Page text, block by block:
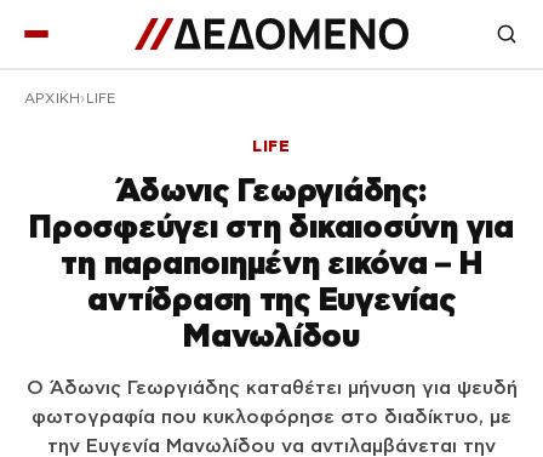
ΑΡΧΙΚΉ LIFE
LIFE
Άδωνις Γεωργιάδης:
Προσφεύγει στη δικαιοσύνη για
τη παραποιημένη εικόνα – Η
αντίδραση της Ευγενίας
Μανωλίδου
Ο Άδωνις Γεωργιάδης καταθέτει μήνυση για ψευδή
φωτογραφία που κυκλοφόρησε στο διαδίκτυο, με
την Ευγενία Μανωλίδου να αντιλαμβάνεται την